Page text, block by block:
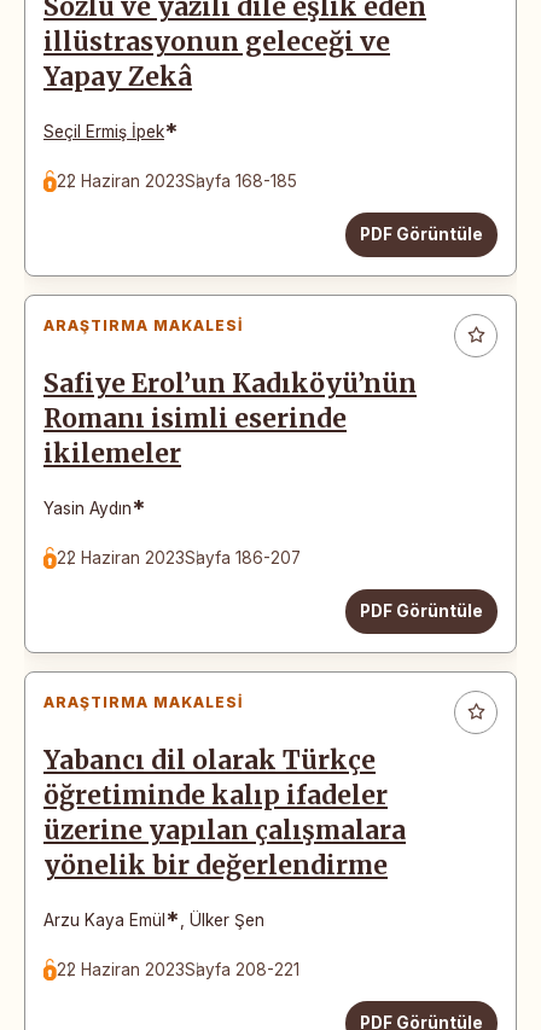
Sözlü ve yazılı dile eşlik eden
illüstrasyonun geleceği ve
Yapay Zekâ
Seçil Ermiş İpek*
22 Haziran 2023Sayfa 168-185
PDF Görüntüle
ARAŞTIRMA MAKALESI
Safiye Erol’un Kadıköyü’nün
Romanı isimli eserinde
ikilemeler
Yasin Aydın*
22 Haziran 2023Sayfa 186-207
PDF Görüntüle
ARAŞTIRMA MAKALESI
Yabancı dil olarak Türkçe
öğretiminde kalıp ifadeler
üzerine yapılan çalışmalara
yönelik bir değerlendirme
Arzu Kaya Emül * Ülker Şen
22 Haziran 2023Sayfa 208-221
PDF Görüntüle